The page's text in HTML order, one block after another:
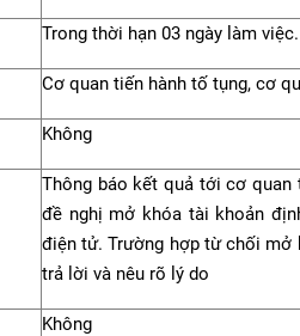
Trong thời hạn 03 ngày làm việc.
Cơ quan tiến hành tố tụng, cơ
Không
Thông báo kết quả tới cơ quan
đề nghị mở khóa tài khoản
điện tử. Trường hợp từ chối mở
trả lời và nêu rõ lý do
Không